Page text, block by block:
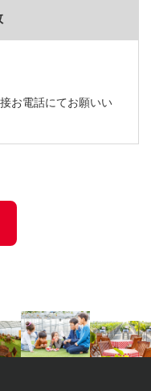
お電話にてお願いい